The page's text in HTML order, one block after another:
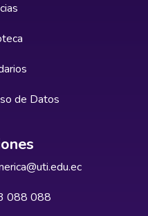
de Datos
088 088